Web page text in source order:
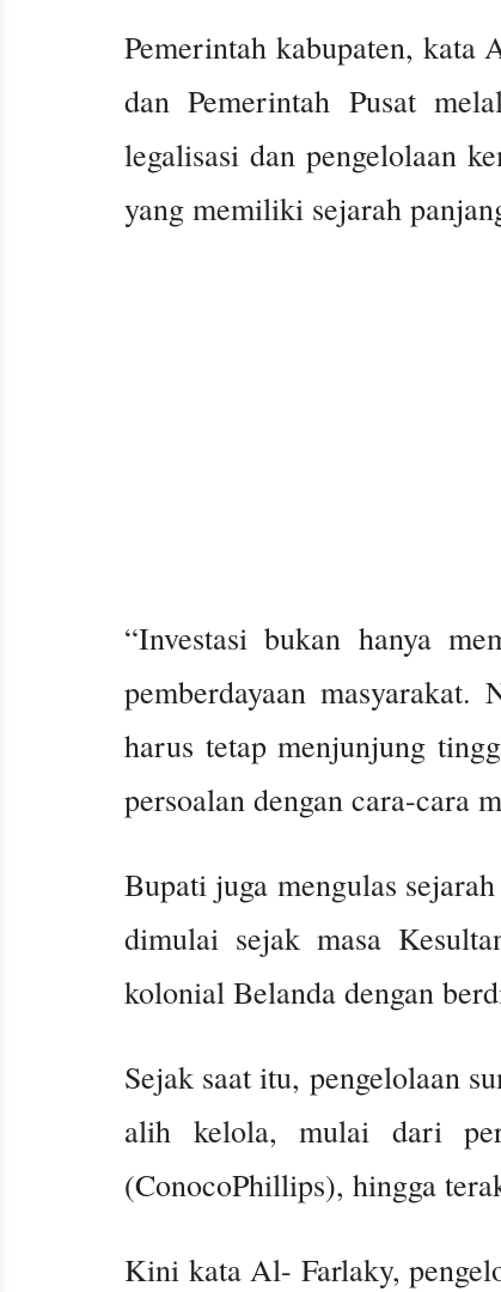
Pemerintah kabupaten, kata
dan Pemerintah Pusat
legalisasi dan pengelolaan
yang memiliki sejarah
“Investasi bukan hanya
pemberdayaan
harus tetap menjunjung
persoalan dengan cara-cara
Bupati juga mengulas
dimulai sejak masa
kolonial Belanda dengan
Sejak saat itu, pengelolaan
alih kelola, mulai dari
(ConocoPhillips), hingga
Kini kata Al- Farlaky,